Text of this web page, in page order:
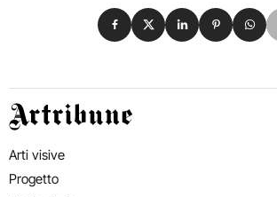
Condividi su Facebook
Condividi su X
Condividi su
Condividi
Artribune
Arti visive
Progetto